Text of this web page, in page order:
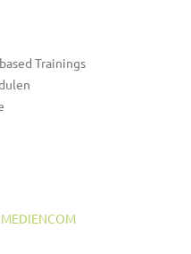
Trainings
MEDIENCOM